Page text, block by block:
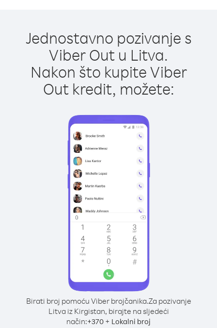
Jednostavno pozivanje s
Viber Out u Litva.
Nakon što kupite Viber
Out kredit, možete:
Birati broj pomoću Viber brojčanika.Za pozivanje
Litva iz Kirgistan, birajte na sljedeći
način:+370 + Lokalni broj